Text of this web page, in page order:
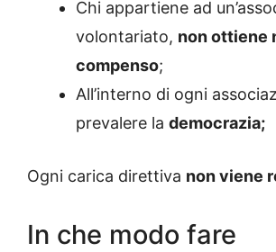
Chi appartiene ad
volontariato, non ottiene
compenso;
All’interno di ogni
prevalere la democrazia;
Ogni carica direttiva non viene
In che modo fare